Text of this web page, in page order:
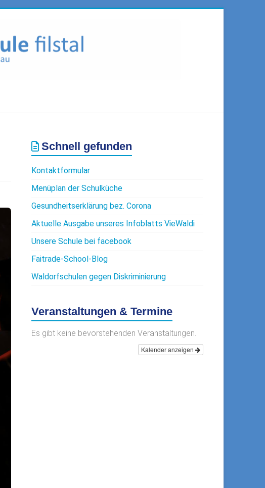
Schnell gefunden
Kontaktformular
Menüplan der Schulküche
Gesundheitserklärung bez. Corona
Aktuelle Ausgabe unseres Infoblatts VieWaldi
Unsere Schule bei facebook
Faitrade-School-Blog
Waldorfschulen gegen Diskriminierung
Veranstaltungen & Termine
Es gibt keine bevorstehenden Veranstaltungen.
Kalender anzeigen